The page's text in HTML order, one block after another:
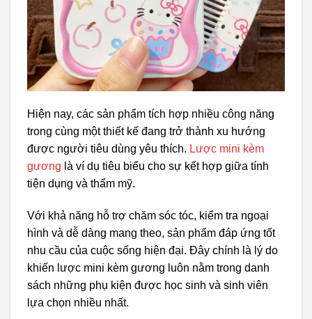
Hiện nay, các sản phẩm tích hợp nhiều công năng
trong cùng một thiết kế đang trở thành xu hướng
được người tiêu dùng yêu thích. Lược mini kèm
gương là ví dụ tiêu biểu cho sự kết hợp giữa tính
tiện dụng và thẩm mỹ.
Với khả năng hỗ trợ chăm sóc tóc, kiểm tra ngoại
hình và dễ dàng mang theo, sản phẩm đáp ứng tốt
nhu cầu của cuộc sống hiện đại. Đây chính là lý do
khiến lược mini kèm gương luôn nằm trong danh
sách những phụ kiện được học sinh và sinh viên
lựa chọn nhiều nhất.